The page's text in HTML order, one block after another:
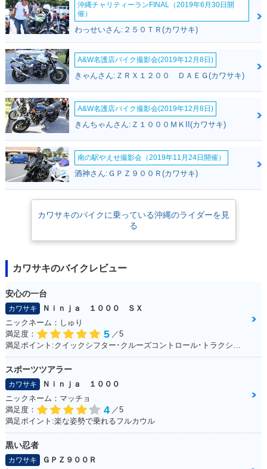
沖縄チャリティーランFINAL（2019年6月30日開
催）
わっせいさん:２５０ＴＲ(カワサキ)
A&W名護店バイク撮影会(2019年12月8日)
きゃんさん:ＺＲＸ１２００ ＤＡＥＧ(カワサキ)
A&W名護店バイク撮影会(2019年12月8日)
きんちゃんさん:Ｚ１０００ＭＫII(カワサキ)
南の駅やえせ撮影会（2019年11月24日開催）
酒神さん:ＧＰＺ９００Ｒ(カワサキ)
カワサキのバイクに乗っている沖縄のライダーを見
る
カワサキのバイクレビュー
安心の一台
カワサキ
Ｎｉｎｊａ １０００ ＳＸ
ニックネーム：しゅり
満足度：
5 ／5
満足ポイント:クイックシフター･クルーズコントロール･トラクションコントロールに大満足！
スポーツツアラー
カワサキ
Ｎｉｎｊａ １０００
ニックネーム：マッチョ
満足度：
4 ／5
満足ポイント:楽な姿勢で乗れるフルカウル
黒い忍者
カワサキ
ＧＰＺ９００Ｒ